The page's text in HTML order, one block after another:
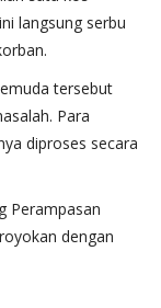
langsung serbu
tersebut
Para
diproses secara
Perampasan
dengan